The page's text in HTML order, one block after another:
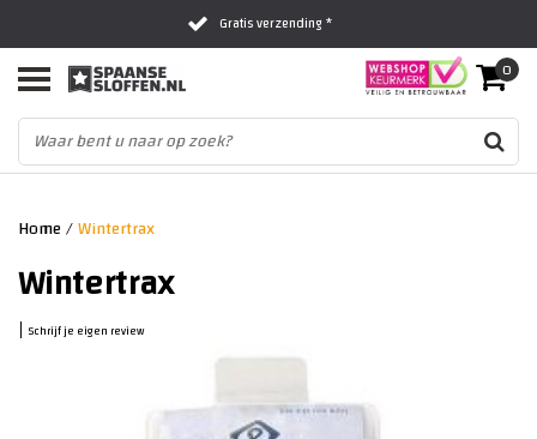
Gratis verzending *
Al 16 jaar het vertrouwde adres
Fysieke winkel in Zwolle
0
Home/Wintertrax
Wintertrax
| Schrijf je eigen review